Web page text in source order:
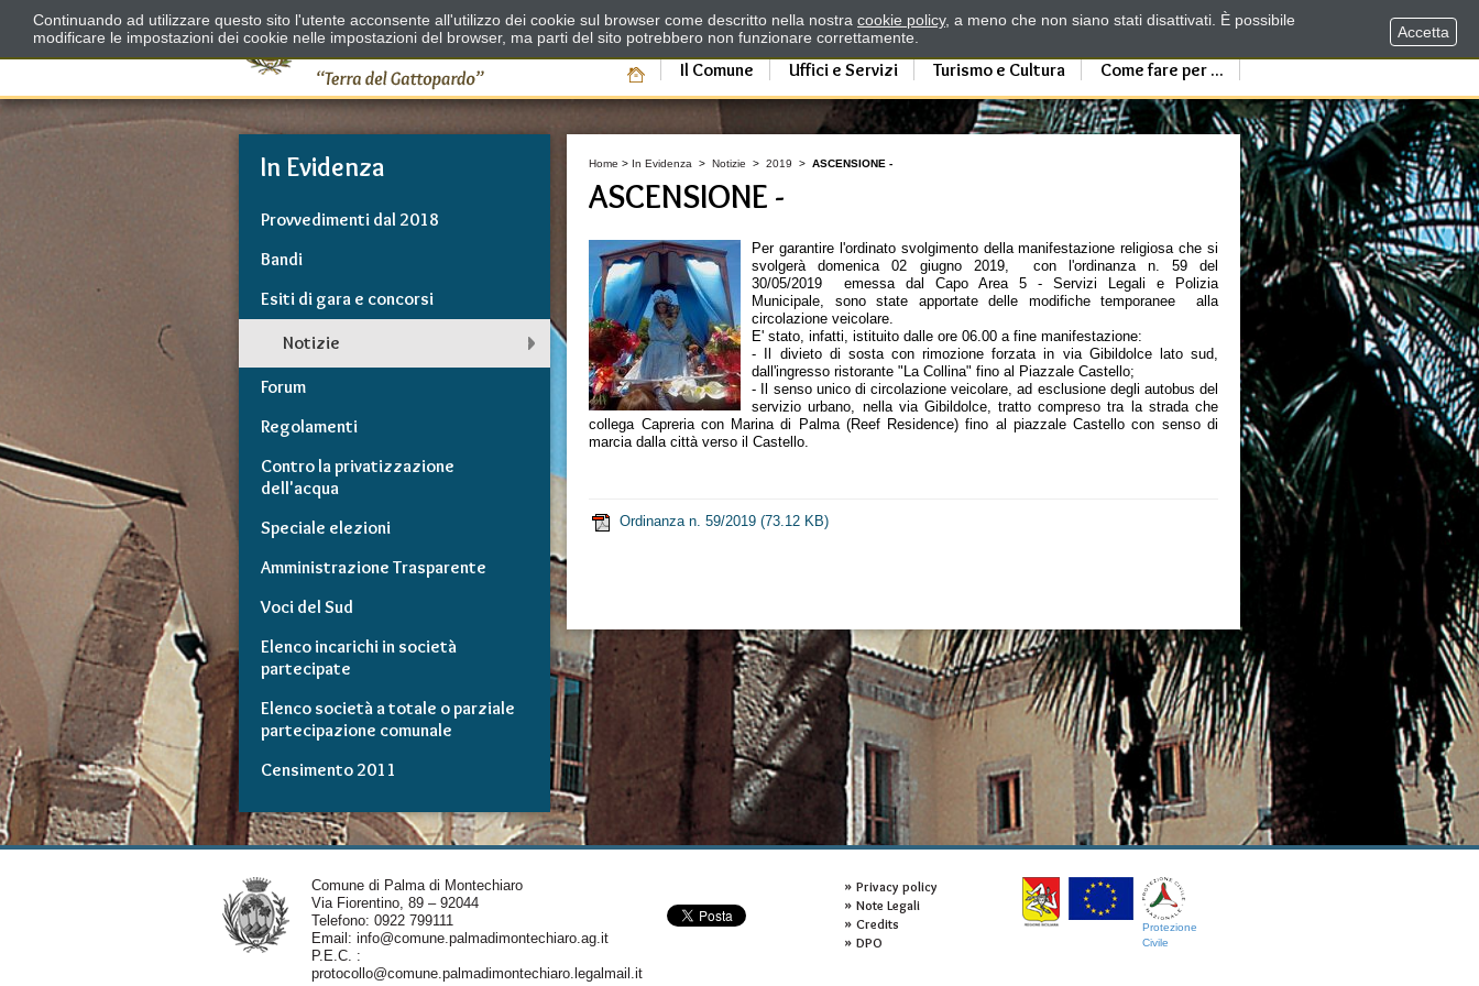
Il Comune Uffici e Servizi Turismo e Cultura Come fare per ...
In Evidenza
Provvedimenti dal 2018
Bandi
Esiti di gara e concorsi
Notizie
Forum
Regolamenti
Contro la privatizzazione
dell'acqua
Speciale elezioni
Amministrazione Trasparente
Voci del Sud
Elenco incarichi in società
partecipate
Elenco società a totale o parziale
partecipazione comunale
Censimento 2011
Home > In Evidenza >Notizie >2019 >ASCENSIONE -
ASCENSIONE -
Per garantire l'ordinato svolgimento della manifestazione religiosa che si
svolgerà domenica 02 giugno 2019, con l'ordinanza n. 59 del
30/05/2019 emessa dal Capo Area 5 - Servizi Legali e Polizia
Municipale, sono state apportate delle modifiche temporanee alla
circolazione veicolare.
E' stato, infatti, istituito dalle ore 06.00 a fine manifestazione:
- Il divieto di sosta con rimozione forzata in via Gibildolce lato sud,
dall'ingresso ristorante "La Collina" fino al Piazzale Castello;
- Il senso unico di circolazione veicolare, ad esclusione degli autobus del
servizio urbano, nella via Gibildolce, tratto compreso tra la strada che
collega Capreria con Marina di Palma (Reef Residence) fino al piazzale Castello con senso di
marcia dalla città verso il Castello.
Ordinanza n. 59/2019 (73.12 KB)
Comune di Palma di Montechiaro
Via Fiorentino, 89 – 92044
Telefono: 0922 799111
Email: info@comune.palmadimontechiaro.ag.it
P.E.C. :
protocollo@comune.palmadimontechiaro.legalmail.it
Privacy policy
Note Legali
Credits
DPO
Protezione
Civile
Continuando ad utilizzare questo sito l'utente acconsente all'utilizzo dei cookie sul browser come descritto nella nostra cookie policy, a meno che non siano stati disattivati. È possibile
modificare le impostazioni dei cookie nelle impostazioni del browser, ma parti del sito potrebbero non funzionare correttamente.
Accetta